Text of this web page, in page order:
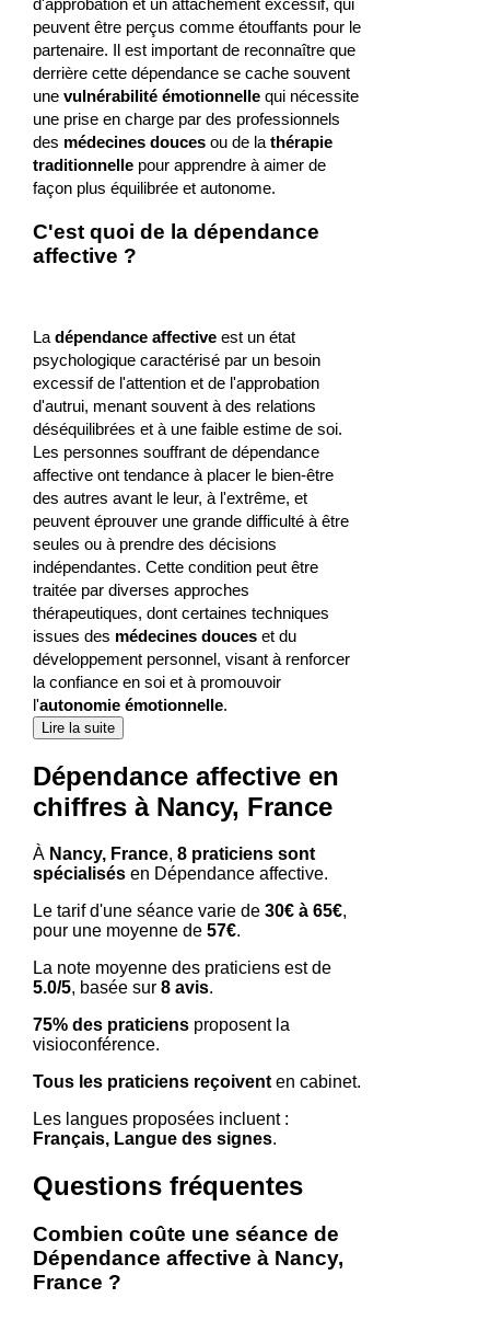
d'approbation et un attachement excessif, qui
peuvent être perçus comme étouffants pour le
partenaire. Il est important de reconnaître que
derrière cette dépendance se cache souvent
une vulnérabilité émotionnellequi nécessite
une prise en charge par des professionnels
des médecines doucesou de la thérapie
traditionnellepour apprendre à aimer de
façon plus équilibrée et autonome.
C'est quoi de la dépendance
affective ?
La dépendance affectiveest un état
psychologique caractérisé par un besoin
excessif de l'attention et de l'approbation
d'autrui, menant souvent à des relations
déséquilibrées et à une faible estime de soi.
Les personnes souffrant de dépendance
affective ont tendance à placer le bien-être
des autres avant le leur, à l'extrême, et
peuvent éprouver une grande difficulté à être
seules ou à prendre des décisions
indépendantes. Cette condition peut être
traitée par diverses approches
thérapeutiques, dont certaines techniques
issues des médecines douceset du
développement personnel, visant à renforcer
la confiance en soi et à promouvoir
l'autonomie émotionnelle.
Lire la suite
Dépendance affective en
chiffres à Nancy, France
À Nancy, France, 8 praticiens sont
spécialisésen Dépendance affective.
Le tarif d'une séance varie de 30€ à 65€,
pour une moyenne de 57€.
La note moyenne des praticiens est de
5.0/5, basée sur 8 avis.
75% des praticiensproposent la
visioconférence.
Tous les praticiens reçoiventen cabinet.
Les langues proposées incluent :
Français, Langue des signes.
Questions fréquentes
Combien coûte une séance de
Dépendance affective à Nancy,
France ?